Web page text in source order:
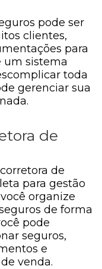
pode ser
clientes,
para
um sistema
toda
gerenciar sua
de
de
para gestão
organize
de forma
pode
seguros,
e
venda.